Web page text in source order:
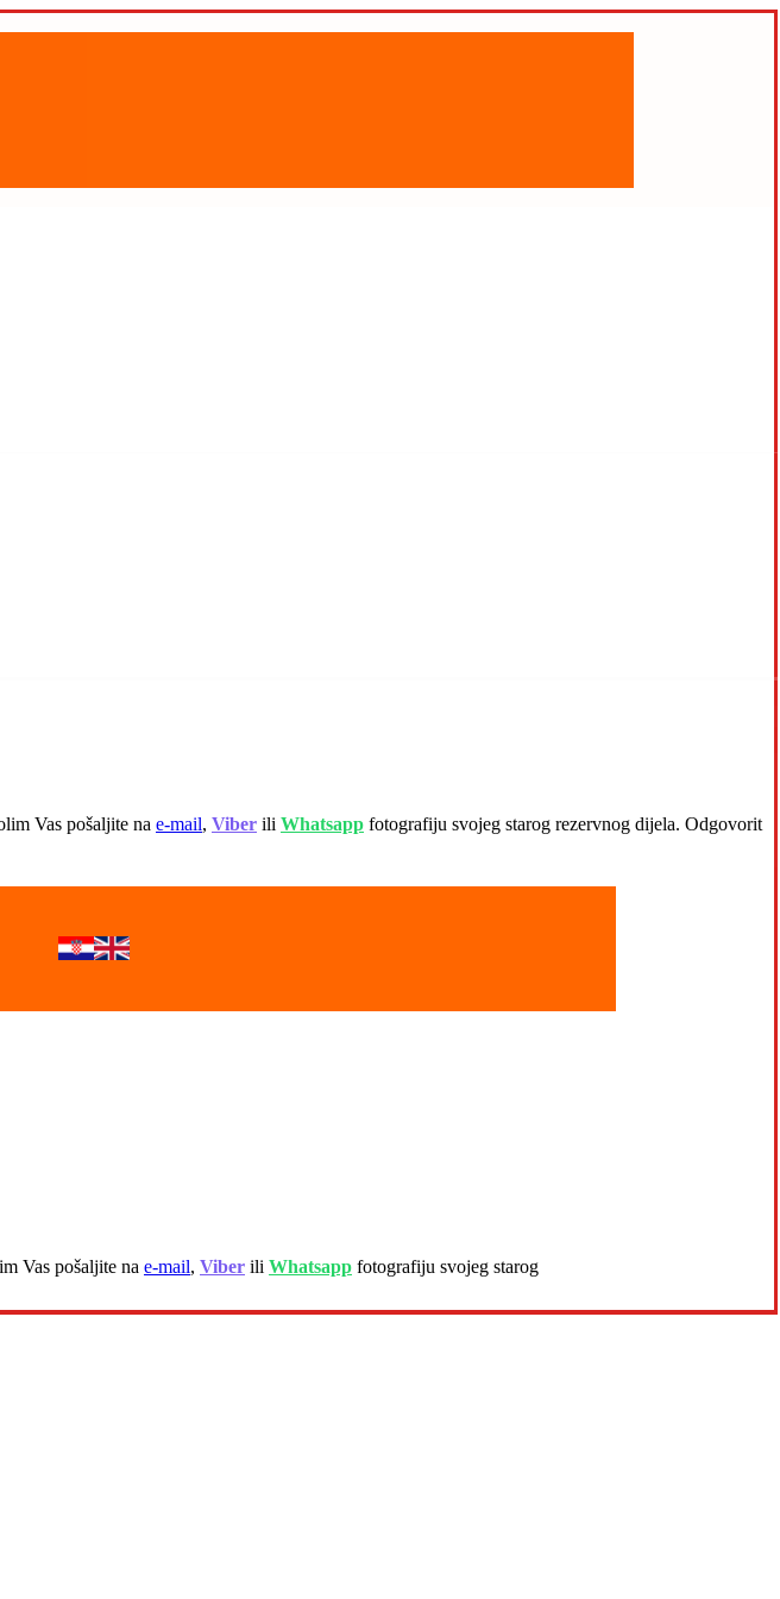
Vas pošaljite na e-mail, Viber ili Whatsapp fotografiju svojeg starog rezervnog dijela. Odgovorit
Vas pošaljite na e-mail, Viber ili Whatsapp fotografiju svojeg starog